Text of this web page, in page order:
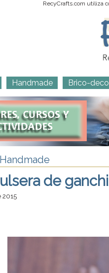
RecyCrafts.com utiliza
Handmade Brico-deco
Handmade
de
2015